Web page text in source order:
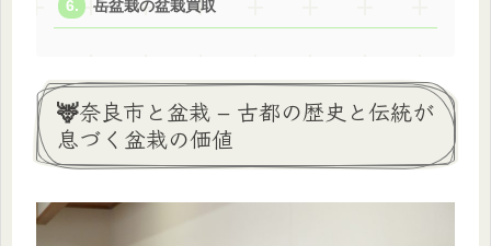
岳盆栽の盆栽買取
🦌奈良市と盆栽 – 古都の歴史と伝統が
息づく盆栽の価値